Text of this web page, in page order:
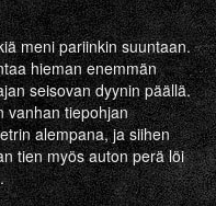
meni pariinkin suuntaan.
hieman enemmän
seisovan dyynin päällä.
vanhan tiepohjan
alempana, ja siihen
tien myös auton perä löi